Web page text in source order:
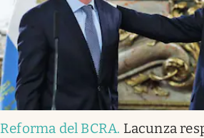
Clima
Mundial 2026
Eventos Corporativos
El Cronista Studio
Mediakit
Reforma del BCRA. Lacunza